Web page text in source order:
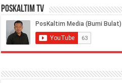
PosKaltim TV